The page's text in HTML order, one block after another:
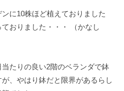
に10株ほど植えておりました
おりました・・・ （かなし
たりの良い2階のベランダで鉢
、やはり鉢だと限界があるらし